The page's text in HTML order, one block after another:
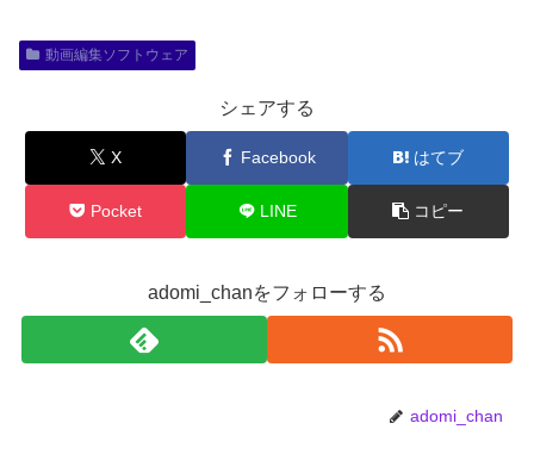
動画編集ソフトウェア
シェアする
X Facebook はてブ
Pocket LINE コピー
adomi_chanをフォローする
adomi_chan